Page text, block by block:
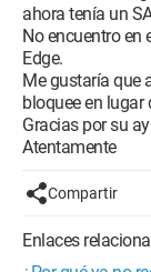
ahora tenía un
No encuentro en
Edge.
Me gustaría que
bloquee en lugar
Gracias por su
Atentamente
Compartir
Enlaces